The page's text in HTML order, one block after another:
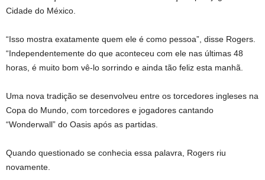
Cidade do México.
“Isso mostra exatamente quem ele é como pessoa”, disse Rogers.
“Independentemente do que aconteceu com ele nas últimas 48
horas, é muito bom vê-lo sorrindo e ainda tão feliz esta manhã.
Uma nova tradição se desenvolveu entre os torcedores ingleses na
Copa do Mundo, com torcedores e jogadores cantando
“Wonderwall” do Oasis após as partidas.
Quando questionado se conhecia essa palavra, Rogers riu
novamente.